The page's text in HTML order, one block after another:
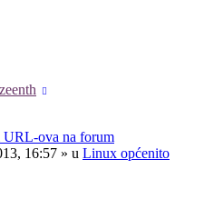
URL-ova na forum
16:57 » u Linux općenito